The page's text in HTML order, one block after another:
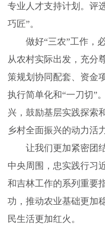
专业人才支持计划。评
巧匠”。
做好“三农”工作，
从农村实际出发，充分
策规划协同配套、资金
执行简单化和“一刀切”
兴，鼓励基层实践探索
乡村全面振兴的动力活力
让我们更加紧密团
中央周围，忠实践行习
和吉林工作的系列重要
功，推动农业基础更加
民生活更加红火。